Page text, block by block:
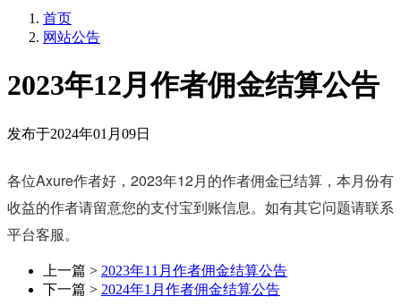
首页
网站公告
2023年12月作者佣金结算公告
发布于2024年01月09日
各位Axure作者好，2023年12月的作者佣金已结算，本月份有
收益的作者请留意您的支付宝到账信息。如有其它问题请联系
平台客服。
上一篇 > 2023年11月作者佣金结算公告
下一篇 > 2024年1月作者佣金结算公告